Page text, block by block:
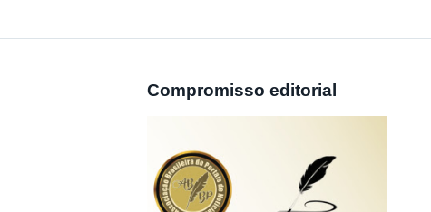
Compromisso editorial